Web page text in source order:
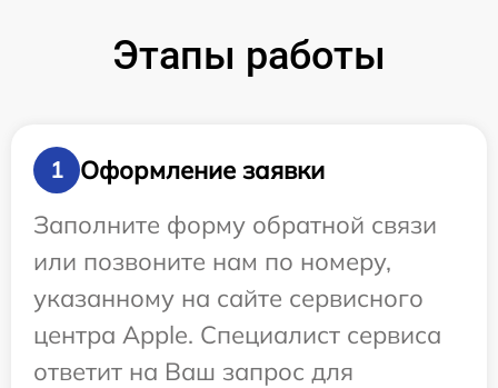
Этапы работы
1
Оформление заявки
Заполните форму обратной связи
или позвоните нам по номеру,
указанному на сайте сервисного
центра Apple. Специалист сервиса
ответит на Ваш запрос для